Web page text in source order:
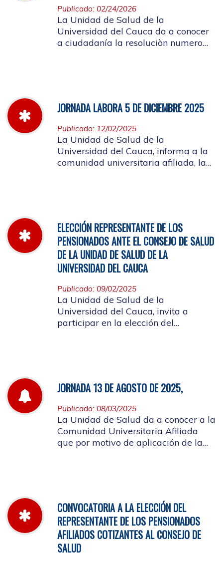
Publicado: 02/24/2026
La Unidad de Salud de la
Universidad del Cauca da a conocer
a ciudadanía la resoluciòn numero
JORNADA LABORA 5 DE DICIEMBRE 2025
Publicado: 12/02/2025
La Unidad de Salud de la
Universidad del Cauca, informa a la
comunidad universitaria afiliada, la
ELECCIÓN REPRESENTANTE DE LOS
PENSIONADOS ANTE EL CONSEJO DE SALUD
DE LA UNIDAD DE SALUD DE LA
UNIVERSIDAD DEL CAUCA
Publicado: 09/02/2025
La Unidad de Salud de la
Universidad del Cauca, invita a
participar en la elección del
JORNADA 13 DE AGOSTO DE 2025,
Publicado: 08/03/2025
La Unidad de Salud da a conocer a la
Comunidad Universitaria Afiliada
que por motivo de aplicación de la
CONVOCATORIA A LA ELECCIÓN DEL
REPRESENTANTE DE LOS PENSIONADOS
AFILIADOS COTIZANTES AL CONSEJO DE
SALUD